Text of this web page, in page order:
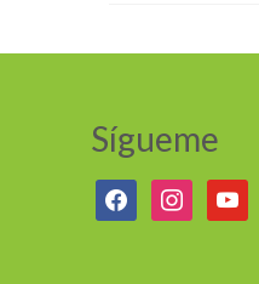
Sígueme
facebookinstagramyoutube